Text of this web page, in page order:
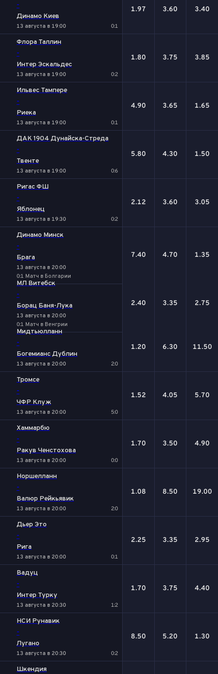
-
Динамо Киев
13 августа в 19:00 0:1
1.97 3.60 3.40
Флора Таллин
-
Интер Эскальдес
13 августа в 19:00 0:2
1.80 3.75 3.85
Ильвес Тампере
-
Риека
13 августа в 19:00 0:1
4.90 3.65 1.65
ДАК 1904 Дунайска-Стреда
-
Твенте
13 августа в 19:00 0:6
5.80 4.30 1.50
Ригас ФШ
-
Яблонец
13 августа в 19:30 0:2
2.12 3.60 3.05
Динамо Минск
-
Брага
13 августа в 20:00
0:1 Матч в Болгарии
7.40 4.70 1.35
МЛ Витебск
-
Борац Баня-Лука
13 августа в 20:00
0:1 Матч в Венгрии
2.40 3.35 2.75
Мидтьюлланн
-
Богемианс Дублин
13 августа в 20:00 2:0
1.20 6.30 11.50
Тромсе
-
ЧФР Клуж
13 августа в 20:00 5:0
1.52 4.05 5.70
Хаммарбю
-
Ракув Ченстохова
13 августа в 20:00 0:0
1.70 3.50 4.90
Норшелланн
-
Валюр Рейкьявик
13 августа в 20:00 2:0
1.08 8.50 19.00
Дьер Это
-
Рига
13 августа в 20:00 0:1
2.25 3.35 2.95
Вадуц
-
Интер Турку
13 августа в 20:30 1:2
1.70 3.75 4.40
НСИ Рунавик
-
Лугано
13 августа в 20:30 0:2
8.50 5.20 1.30
Шкендия